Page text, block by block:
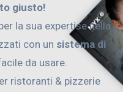
giusto!
la sua expertise nella
con un sistema di
da usare.
ristoranti & pizzerie